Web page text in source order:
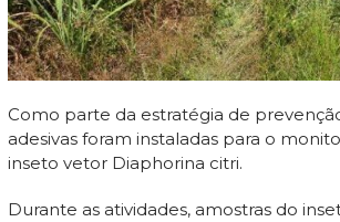
Como parte da estratégia de
adesivas foram instaladas para o
inseto vetor Diaphorina citri.
Durante as atividades, amostras do